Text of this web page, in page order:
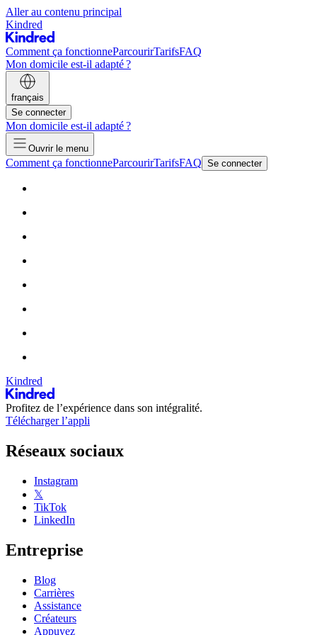
Aller au contenu principal
Kindred
Comment ça fonctionneParcourirTarifsFAQ
Mon domicile est-il adapté ?
français
Se connecter
Mon domicile est-il adapté ?
Ouvrir le menu
Comment ça fonctionneParcourirTarifsFAQ Se connecter
Kindred
Profitez de l’expérience dans son intégralité.
Télécharger l’appli
Réseaux sociaux
Instagram
𝕏
TikTok
LinkedIn
Entreprise
Blog
Carrières
Assistance
Créateurs
Appuyez